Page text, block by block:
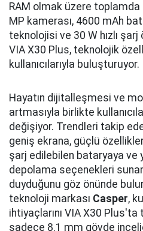
RAM olmak üzere toplamda
MP kamerası, 4600 mAh
teknolojisi ve 30 W hızlı
VIA X30 Plus, teknolojik
kullanıcılarıyla buluşturuyor.
Hayatın dijitalleşmesi ve
artmasıyla birlikte
değişiyor. Trendleri takip
geniş ekrana, güçlü
şarj edilebilen bataryaya ve
depolama seçenekleri
duyduğunu göz önünde
teknoloji markası Casper,
ihtiyaçlarını VIA X30 Plus'ta
sadece 8.1 mm gövde